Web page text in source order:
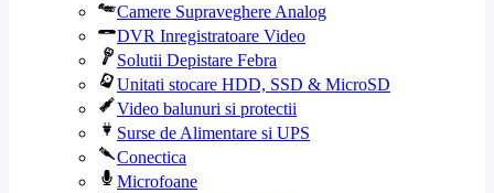
Camere Supraveghere Analog
DVR Inregistratoare Video
Solutii Depistare Febra
Unitati stocare HDD, SSD & MicroSD
Video balunuri si protectii
Surse de Alimentare si UPS
Conectica
Microfoane